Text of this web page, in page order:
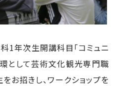
1年次生開講科目「コミュニ
として芸術文化観光専門職
お招きし、ワークショップを